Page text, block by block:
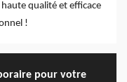
qualité et efficace
!
pour votre